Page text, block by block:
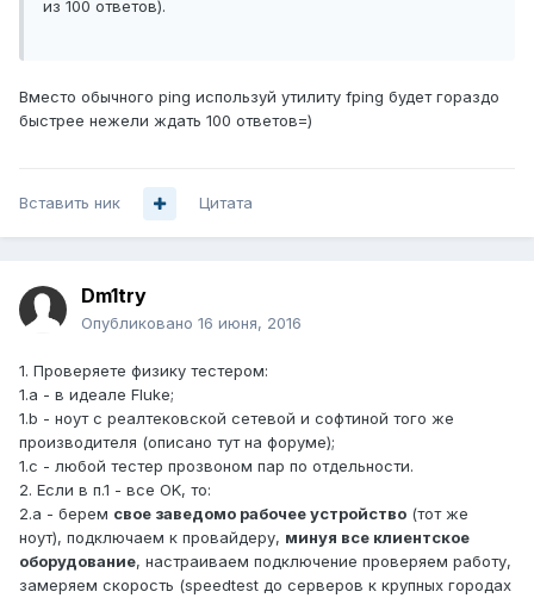
из 100 ответов).
Вместо обычного ping используй утилиту fping будет гораздо
быстрее нежели ждать 100 ответов=)
Вставить ник Цитата
Dm1try
Опубликовано 16 июня, 2016
1. Проверяете физику тестером:
1.а - в идеале Fluke;
1.b - ноут с реалтековской сетевой и софтиной того же
производителя (описано тут на форуме);
1.с - любой тестер прозвоном пар по отдельности.
2. Если в п.1 - все OK, то:
2.а - берем свое заведомо рабочее устройство (тот же
ноут), подключаем к провайдеру, минуя все клиентское
оборудование, настраиваем подключение проверяем работу,
замеряем скорость (speedtest до серверов к крупных городах